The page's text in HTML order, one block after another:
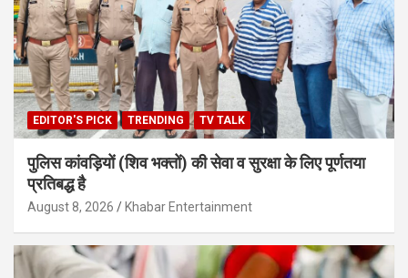
EDITOR'S PICK TRENDING TV TALK
पुलिस कांवड़ियों (शिव भक्तों) की सेवा व सुरक्षा के लिए पूर्णतया
प्रतिबद्ध है
August 8, 2026 Khabar Entertainment